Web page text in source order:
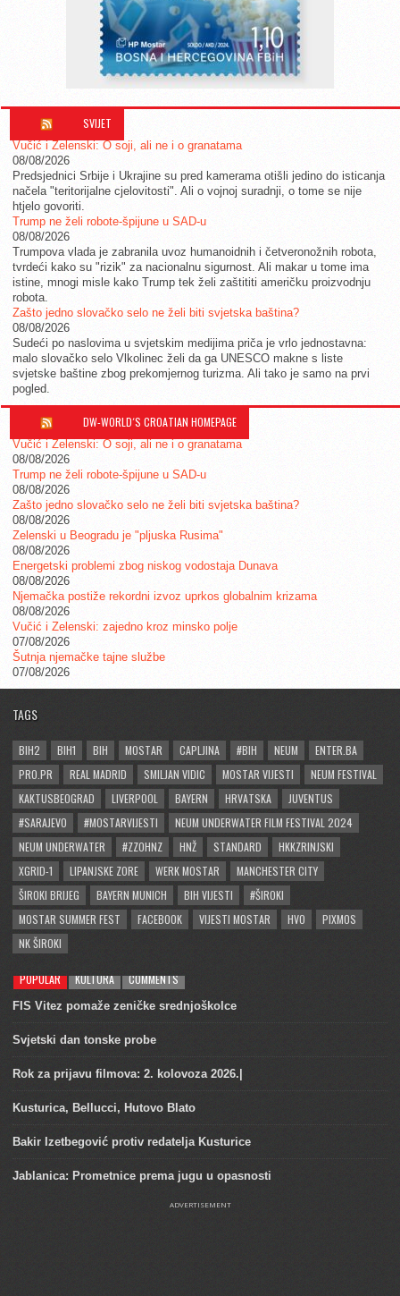
SVIJET
Vučić i Zelenski: O soji, ali ne i o granatama
08/08/2026
Predsjednici Srbije i Ukrajine su pred kamerama otišli jedino do isticanja
načela "teritorijalne cjelovitosti". Ali o vojnoj suradnji, o tome se nije
htjelo govoriti.
Trump ne želi robote-špijune u SAD-u
08/08/2026
Trumpova vlada je zabranila uvoz humanoidnih i četveronožnih robota,
tvrdeći kako su "rizik" za nacionalnu sigurnost. Ali makar u tome ima
istine, mnogi misle kako Trump tek želi zaštititi američku proizvodnju
robota.
Zašto jedno slovačko selo ne želi biti svjetska baština?
08/08/2026
Sudeći po naslovima u svjetskim medijima priča je vrlo jednostavna:
malo slovačko selo Vlkolinec želi da ga UNESCO makne s liste
svjetske baštine zbog prekomjernog turizma. Ali tako je samo na prvi
pogled.
DW-WORLD´S CROATIAN HOMEPAGE
Vučić i Zelenski: O soji, ali ne i o granatama
08/08/2026
Trump ne želi robote-špijune u SAD-u
08/08/2026
Zašto jedno slovačko selo ne želi biti svjetska baština?
08/08/2026
Zelenski u Beogradu je "pljuska Rusima"
08/08/2026
Energetski problemi zbog niskog vodostaja Dunava
08/08/2026
Njemačka postiže rekordni izvoz uprkos globalnim krizama
08/08/2026
Vučić i Zelenski: zajedno kroz minsko polje
07/08/2026
Šutnja njemačke tajne službe
07/08/2026
TAGS
BIH2 BIH1 BIH MOSTAR CAPLJINA #BIH NEUM
ENTER.BA
PRO.PR
REAL MADRID SMILJAN VIDIC MOSTAR VIJESTI
NEUM FESTIVAL
KAKTUSBEOGRAD
LIVERPOOL BAYERN HRVATSKA
JUVENTUS
#SARAJEVO
#MOSTARVIJESTI
NEUM UNDERWATER FILM FESTIVAL 2024
NEUM UNDERWATER
#ZZOHNZ HNŽ STANDARD
HKKZRINJSKI
XGRID-1
LIPANJSKE ZORE WERK MOSTAR
MANCHESTER CITY
ŠIROKI BRIJEG
BAYERN MUNICH BIH VIJESTI
#ŠIROKI
MOSTAR SUMMER FEST
FACEBOOK VIJESTI MOSTAR HVO
PIXMOS
NK ŠIROKI
POPULAR KULTURA COMMENTS
FIS Vitez pomaže zeničke srednjoškolce
Svjetski dan tonske probe
Rok za prijavu filmova: 2. kolovoza 2026.|
Kusturica, Bellucci, Hutovo Blato
Bakir Izetbegović protiv redatelja Kusturice
Jablanica: Prometnice prema jugu u opasnosti
ADVERTISEMENT